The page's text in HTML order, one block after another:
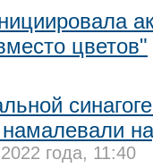
цветов"
года, 11:40